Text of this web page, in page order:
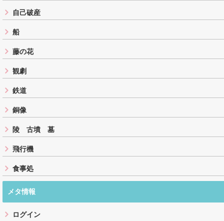
自己破産
船
藤の花
観劇
鉄道
銅像
陵 古墳 墓
飛行機
食事処
メタ情報
ログイン